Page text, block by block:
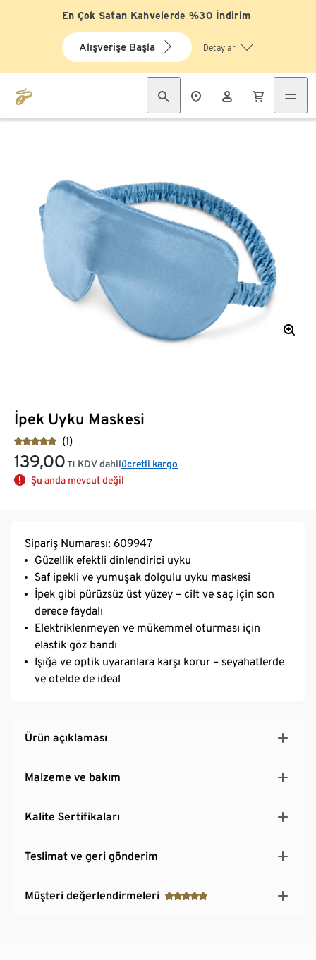
En Çok Satan Kahvelerde %30 İndirim
Alışverişe Başla Detaylar
İpek Uyku Maskesi
(1)
139,00 TL KDV dahilücretli kargo
Şu anda mevcut değil
Sipariş Numarası: 609947
Güzellik efektli dinlendirici uyku
Saf ipekli ve yumuşak dolgulu uyku maskesi
İpek gibi pürüzsüz üst yüzey – cilt ve saç için son
derece faydalı
Elektriklenmeyen ve mükemmel oturması için
elastik göz bandı
Işığa ve optik uyaranlara karşı korur – seyahatlerde
ve otelde de ideal
Ürün açıklaması
Malzeme ve bakım
Kalite Sertifikaları
Teslimat ve geri gönderim
Müşteri değerlendirmeleri